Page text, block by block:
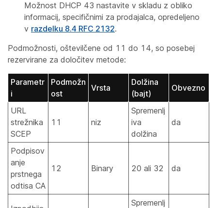
Možnost DHCP 43 nastavite v skladu z obliko
informacij, specifičnimi za prodajalca, opredeljeno
v razdelku 8.4 RFC 2132.
Podmožnosti, oštevilčene od 11 do 14, so posebej
rezervirane za določitev metode:
Parametr
i
Podmožn
ost
Vrsta
Dolžina
(bajt)
Obvezno
URL
strežnika
SCEP
11 niz
Spremenlj
iva
dolžina
da
Podpisov
anje
prstnega
odtisa CA
12 Binary 20 ali 32 da
Spremenlj